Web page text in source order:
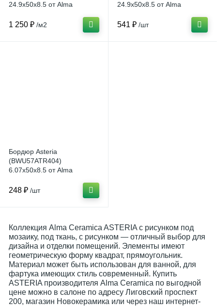
24.9x50x8.5 от Alma
1 250 ₽ /м2
24.9x50x8.5 от Alma
541 ₽ /шт
Бордюр Asteria
(BWU57ATR404)
6.07x50x8.5 от Alma
248 ₽ /шт
Коллекция Alma Ceramica ASTERIA с рисунком под
мозаику, под ткань, с рисунком — отличный выбор для
дизайна и отделки помещений. Элементы имеют
геометрическую форму квадрат, прямоугольник.
Материал может быть использован для ванной, для
фартука имеющих стиль современный. Купить
ASTERIA производителя Alma Ceramica по выгодной
цене можно в салоне по адресу Лиговский проспект
200, магазин Новокерамика или через наш интернет-